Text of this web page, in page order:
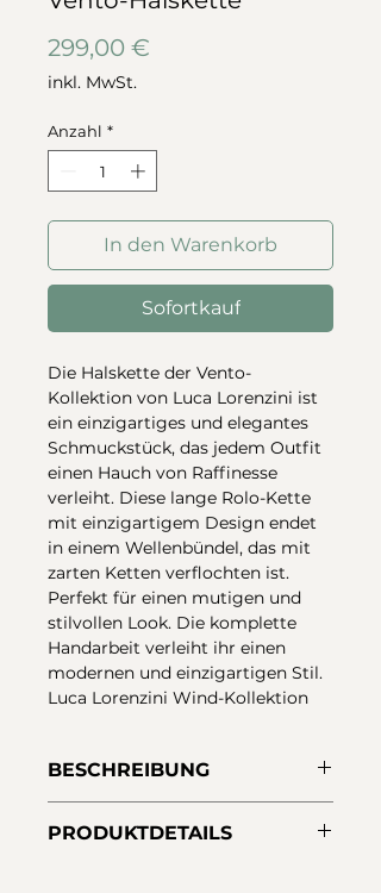
299,00 €
inkl. MwSt.
Anzahl *
In den Warenkorb
Sofortkauf
Die Halskette der Vento-
Kollektion von Luca Lorenzini ist
ein einzigartiges und elegantes
Schmuckstück, das jedem Outfit
einen Hauch von Raffinesse
verleiht. Diese lange Rolo-Kette
mit einzigartigem Design endet
in einem Wellenbündel, das mit
zarten Ketten verflochten ist.
Perfekt für einen mutigen und
stilvollen Look. Die komplette
Handarbeit verleiht ihr einen
modernen und einzigartigen Stil.
Luca Lorenzini Wind-Kollektion
BESCHREIBUNG
Rolokette, zentrale Elemente aus
PRODUKTDETAILS